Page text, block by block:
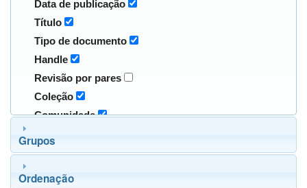
Data de publicação
Título
Tipo de documento
Handle
Revisão por pares
Coleção
Comunidade
Grupos
Ordenação